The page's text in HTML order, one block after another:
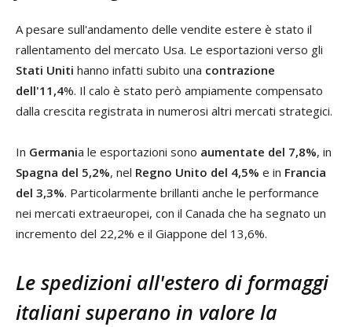
A pesare sull'andamento delle vendite estere è stato il
rallentamento del mercato Usa. Le esportazioni verso gli
Stati Uniti hanno infatti subito una contrazione
dell'11,4%. Il calo è stato però ampiamente compensato
dalla crescita registrata in numerosi altri mercati strategici.
In Germania le esportazioni sono aumentate del 7,8%, in
Spagna del 5,2%, nel Regno Unito del 4,5% e in Francia
del 3,3%. Particolarmente brillanti anche le performance
nei mercati extraeuropei, con il Canada che ha segnato un
incremento del 22,2% e il Giappone del 13,6%.
Le spedizioni all'estero di formaggi
italiani superano in valore la